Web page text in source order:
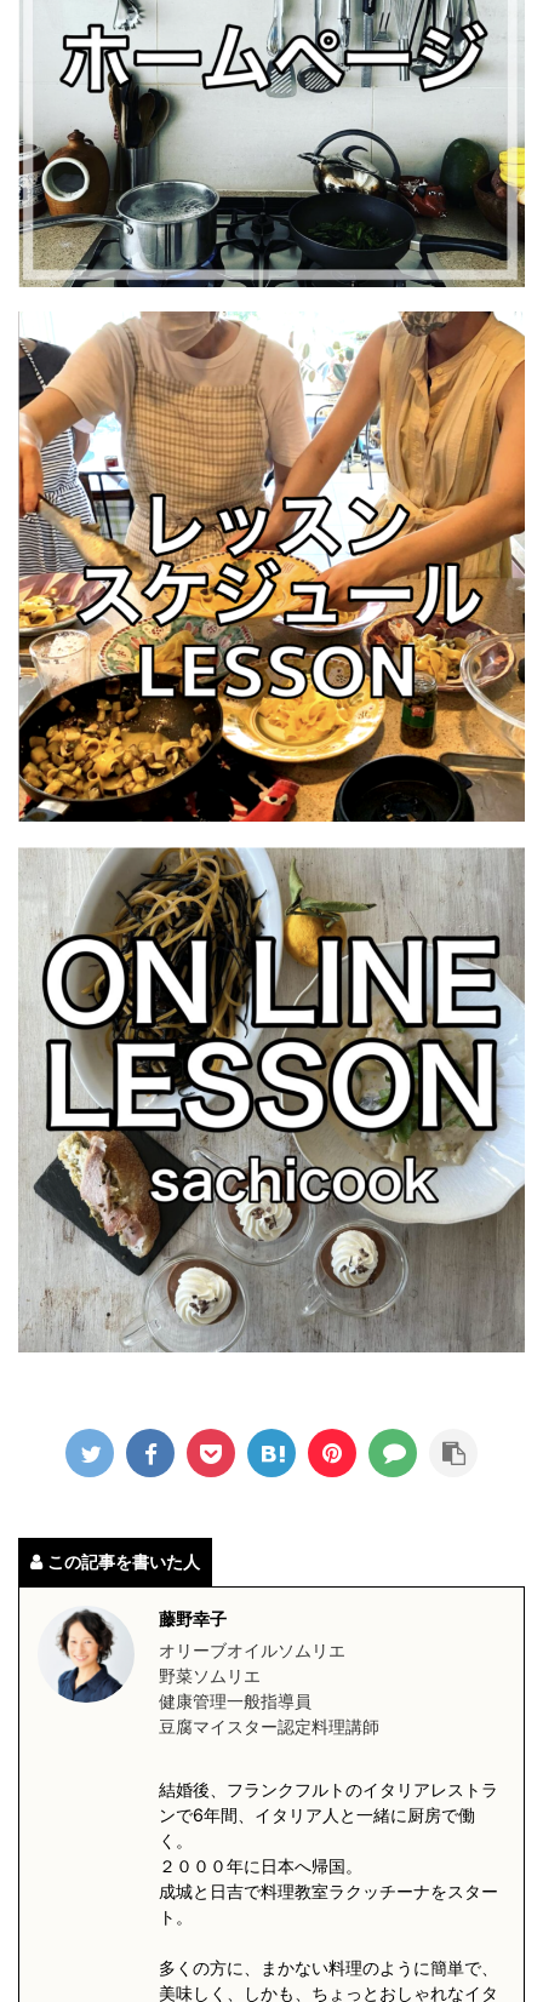
この記事を書いた人
藤野幸子
オリーブオイルソムリエ
野菜ソムリエ
健康管理一般指導員
豆腐マイスター認定料理講師
結婚後、フランクフルトのイタリアレストラ
ンで6年間、イタリア人と一緒に厨房で働
く。
２０００年に日本へ帰国。
成城と日吉で料理教室ラクッチーナをスター
ト。
多くの方に、まかない料理のように簡単で、
美味しく、しかも、ちょっとおしゃれなイタ